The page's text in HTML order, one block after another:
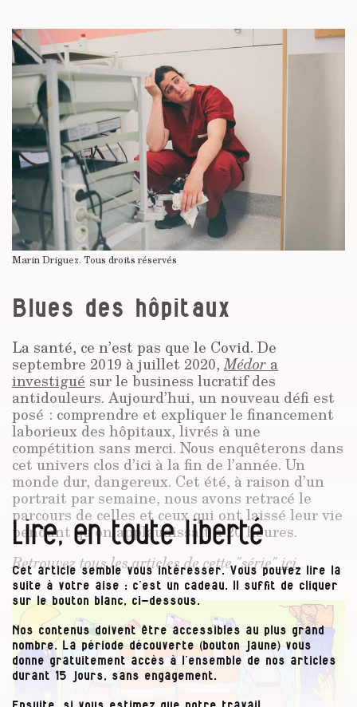
Marin Driguez. Tous droits réservés
Blues des hôpitaux
La santé, ce n’est pas que le Covid. De
septembre 2019 à juillet 2020,Médor a
investigué sur le business lucratif des
antidouleurs. Aujourd’hui, un nouveau défi est
posé : comprendre et expliquer le financement
laborieux des hôpitaux, livrés à une
compétition sans merci. Nous enquêterons dans
cet univers clos d’ici à la fin de l’année. Un
monde dur, dangereux. Cet été, à raison d’un
portrait par semaine, nous avons retracé le
parcours de celles et ceux qui ont laissé leur vie
pendant qu’on applaudissait à 20 heures.
Retrouvez tous les articles de cette "série"ici.
Lire, en toute liberté
Cet article semble vous intéresser. Vous pouvez lire la
suite à votre aise : c’est un cadeau. Il suffit de cliquer
sur le bouton blanc, ci-dessous.
Nos contenus doivent être accessibles au plus grand
nombre. La période découverte (bouton jaune) vous
donne gratuitement accès à l’ensemble de nos articles
durant 15 jours, sans engagement.